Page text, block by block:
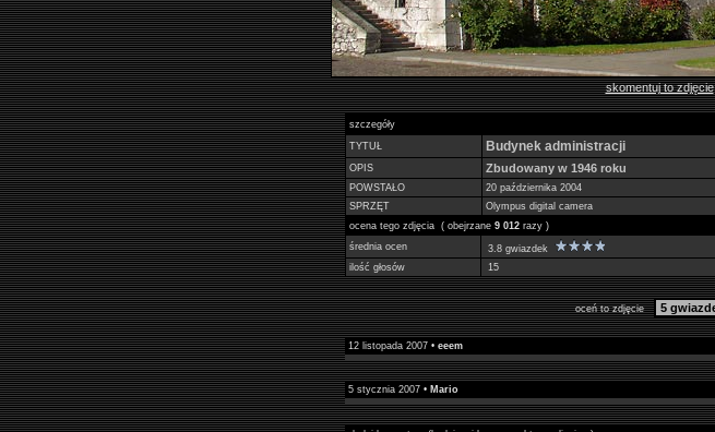
skomentuj to zdjęcie
szczegóły
TYTUŁ Budynek administracji
OPIS Zbudowany w 1946 roku
POWSTAŁO
20 października 2004
SPRZĘT
Olympus digital camera
ocena tego zdjęcia ( obejrzane 9 012razy )
średnia ocen
3.8 gwiazdek
ilość głosów
15
oceń to zdjęcie
12 listopada 2007 • eeem
5 stycznia 2007 • Mario